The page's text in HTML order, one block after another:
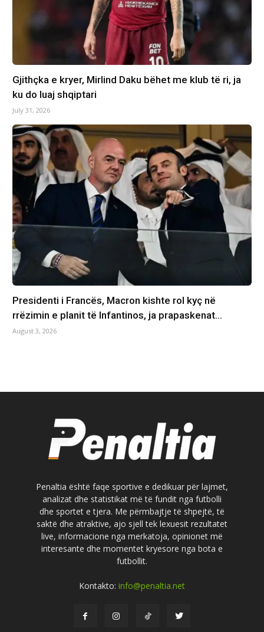
Gjithçka e kryer, Mirlind Daku bëhet me klub të ri, ja
ku do luaj shqiptari
July 31, 2026
Presidenti i Francës, Macron kishte rol kyç në
rrëzimin e planit të Infantinos, ja prapaskenat…
August 3, 2026
Penaltia është faqe sportive e dedikuar për lajmet,
analizat dhe statistikat më të fundit nga futbolli
dhe sportet e tjera. Me përmbajtje të shpejtë, të
saktë dhe atraktive, ajo sjell tek lexuesit rezultatet
live, informacione nga merkatoja, opinionet më
interesante dhe momentet kryesore nga bota e
futbollit.
Kontakto: info@penaltia.net